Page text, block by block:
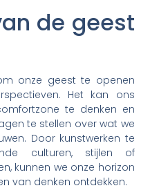
de geest
onze geest te openen
Het kan ons
te denken en
te stellen over wat we
Door kunstwerken te
culturen, stijlen of
kunnen we onze horizon
van denken ontdekken.